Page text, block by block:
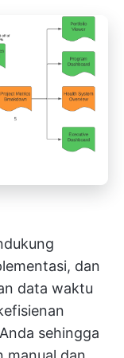
dan
data waktu
sehingga